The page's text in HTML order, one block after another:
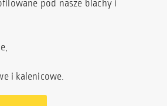
pod nasze blachy i
i kalenicowe.